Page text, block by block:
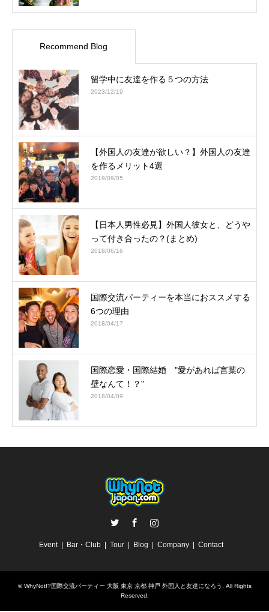
Recommend Blog
留学中に友達を作る５つの方法
2023/12/19
【外国人の友達が欲しい？】外国人の友達
を作るメリット4選
2019/09/05
【日本人男性必見】外国人彼女と、どうや
って付き合ったの？(まとめ)
2018/06/16
国際交流パーティーを本当におススメする
6つの理由
2018/04/17
国際恋愛・国際結婚 "愛があれば言葉の
壁なんて！？"
2018/04/09
Event Bar・Club Tour Blog Company Contact
©WhyNot!?国際交流パーティー 大阪 東京 京都 神戸 外国人と友達になろう. All Rights
Reserved.